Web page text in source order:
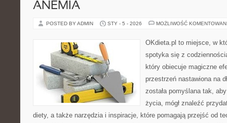
ANEMIA
POSTED BY ADMIN STY - 5 - 2026 MOŻLIWOŚĆ
OKdieta.pl to miejsce, w
spotyka się z
który obiecuje magiczne
przestrzeń nastawiona na
została pomyślana tak,
życia, mógł znaleźć
diety, a także narzędzia i inspiracje, które pomagają przejść od